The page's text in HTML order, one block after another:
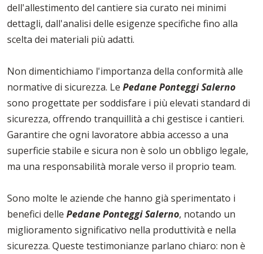
dell'allestimento del cantiere sia curato nei minimi
dettagli, dall'analisi delle esigenze specifiche fino alla
scelta dei materiali più adatti.
Non dimentichiamo l'importanza della conformità alle
normative di sicurezza. Le Pedane Ponteggi Salerno
sono progettate per soddisfare i più elevati standard di
sicurezza, offrendo tranquillità a chi gestisce i cantieri.
Garantire che ogni lavoratore abbia accesso a una
superficie stabile e sicura non è solo un obbligo legale,
ma una responsabilità morale verso il proprio team.
Sono molte le aziende che hanno già sperimentato i
benefici delle Pedane Ponteggi Salerno, notando un
miglioramento significativo nella produttività e nella
sicurezza. Queste testimonianze parlano chiaro: non è